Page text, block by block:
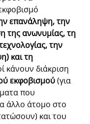
επανάληψη, την
της ανωνυμίας, τη
την
και τη
κάνουν διάκριση
εκφοβισμού(για
που
άλλο άτομο στο
και του